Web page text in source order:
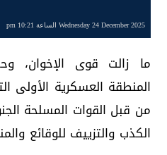
Wednesday 24 December 2025 الساعة 10:21 pm
ما زالت قوى الإخوان،
المنطقة العسكرية الأولى
من قبل القوات المسلحة
الكذب والتزييف للوقائع